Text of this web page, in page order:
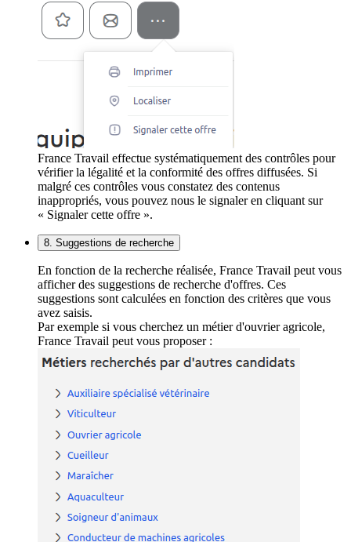
France Travail effectue systématiquement des contrôles pour
vérifier la légalité et la conformité des offres diffusées. Si
malgré ces contrôles vous constatez des contenus
inappropriés, vous pouvez nous le signaler en cliquant sur
« Signaler cette offre ».
8. Suggestions de recherche
En fonction de la recherche réalisée, France Travail peut vous
afficher des suggestions de recherche d'offres. Ces
suggestions sont calculées en fonction des critères que vous
avez saisis.
Par exemple si vous cherchez un métier d'ouvrier agricole,
France Travail peut vous proposer :